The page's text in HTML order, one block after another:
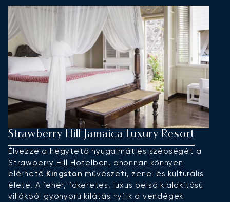
Strawberry Hill Jamaica Luxury Resort
Élvezze a hegytető nyugalmát és szépségét a
Strawberry Hill Hotelben, ahonnan könnyen
elérhető Kingston művészeti, zenei és kulturális
élete. A fehér, fakeretes, luxus belső kialakítású
villákból gyönyörű kilátás nyílik a vendégek